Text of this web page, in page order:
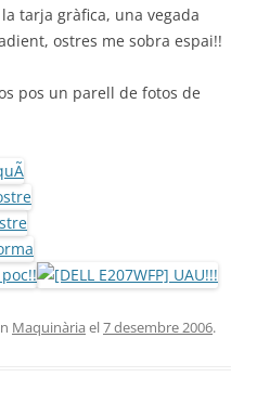
tarja gràfica, una vegada
ostres me sobra espai!!
pos un parell de fotos de
Maquinària el7 desembre 2006.